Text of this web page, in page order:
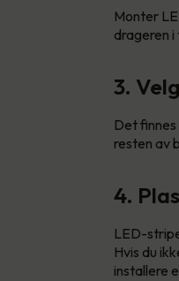
Monter
drageren
3.
Det
resten av
4.
LED-
Hvis du
installere